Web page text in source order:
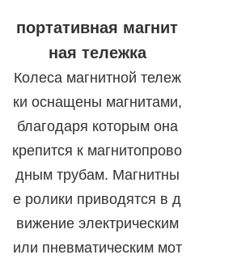
портативная магнит
ная тележка
Колеса магнитной тележ
ки оснащены магнитами,
благодаря которым она
крепится к магнитопрово
дным трубам. Магнитны
е ролики приводятся в д
вижение электрическим
или пневматическим мот